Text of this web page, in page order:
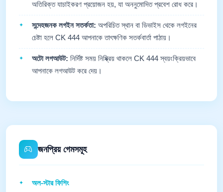
অতিরিক্ত যাচাইকরণ প্রয়োজন হয়, যা অননুমোদিত প্রবেশ রোধ করে।
সন্দেহজনক লগইন সতর্কতা: অপরিচিত স্থান বা ডিভাইস থেকে লগইনের
চেষ্টা হলে CK 444 আপনাকে তাৎক্ষণিক সতর্কবার্তা পাঠায়।
অটো লগআউট: নির্দিষ্ট সময় নিষ্ক্রিয় থাকলে CK 444 স্বয়ংক্রিয়ভাবে
আপনাকে লগআউট করে দেয়।
জনপ্রিয় গেমসমূহ
অল-স্টার ফিশিং